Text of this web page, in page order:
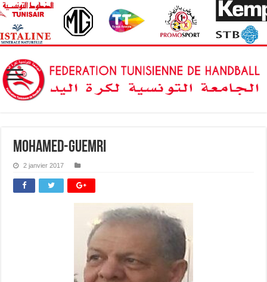
mohamed-guemri
2 janvier 2017